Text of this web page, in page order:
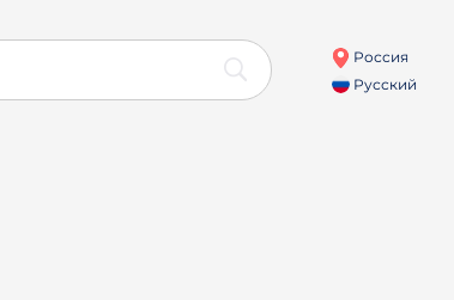
Россия
Русский